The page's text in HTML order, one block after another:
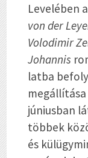
Levelében
von der
Volodimir
Johannis
latba
júniusban
többek
és